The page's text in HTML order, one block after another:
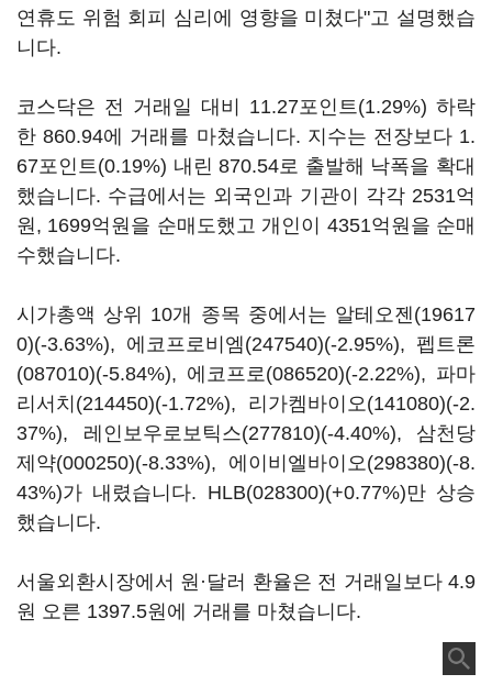
연휴도 위험 회피 심리에 영향을 미쳤다"고 설명했습
니다.
코스닥은 전 거래일 대비 11.27포인트(1.29%) 하락
한 860.94에 거래를 마쳤습니다. 지수는 전장보다 1.
67포인트(0.19%) 내린 870.54로 출발해 낙폭을 확대
했습니다. 수급에서는 외국인과 기관이 각각 2531억
원, 1699억원을 순매도했고 개인이 4351억원을 순매
수했습니다.
시가총액 상위 10개 종목 중에서는 알테오젠(19617
0)(-3.63%), 에코프로비엠(247540)(-2.95%), 펩트론
(087010)(-5.84%), 에코프로(086520)(-2.22%), 파마
리서치(214450)(-1.72%), 리가켐바이오(141080)(-2.
37%), 레인보우로보틱스(277810)(-4.40%), 삼천당
제약(000250)(-8.33%), 에이비엘바이오(298380)(-8.
43%)가 내렸습니다. HLB(028300)(+0.77%)만 상승
했습니다.
서울외환시장에서 원·달러 환율은 전 거래일보다 4.9
원 오른 1397.5원에 거래를 마쳤습니다.